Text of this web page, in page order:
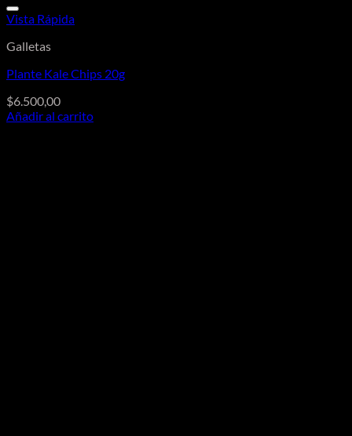
Vista Rápida
Galletas
Plante Kale Chips 20g
$6.500,00
Añadir al carrito